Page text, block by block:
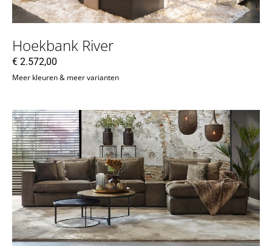
Hoekbank River
€ 2.572,00
Meer kleuren & meer varianten